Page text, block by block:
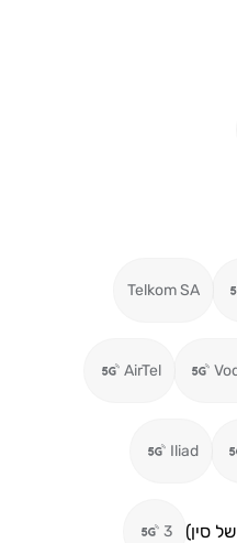
Telkom SA
AirTel
Iliad
סין) 3